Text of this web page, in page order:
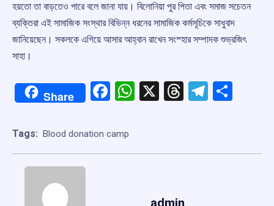
হয়তো তা বাড়তেও পারে বলে জানা যায়। বিলোনিয়া পুর পিতা এবং সমাজ সচেতন
ব্যক্তিরা এই সামাজিক সংস্থার বিভিন্ন ধরনের সামাজিক কর্মসূচিকে সাধুবাদ
জানিয়েছেন। সকলকে এগিয়ে আসার আহ্বান রাখেন সংস্হার সম্পাদক শুভ্রজিৎ
সাহা।
Share Facebook
WhatsApp
X Threads
Tags: Blood donation camp
admin